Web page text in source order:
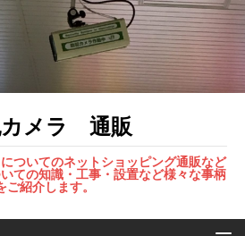
カメラ 通販
ついてのネットショッピング通販など
ての知識・工事・設置など様々な事柄
ご紹介します。